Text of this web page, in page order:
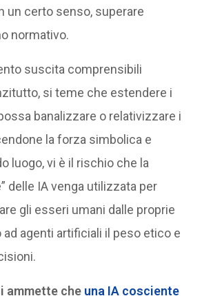
un certo senso, superare
normativo.
suscita comprensibili
si teme che estendere i
banalizzare o relativizzare i
la forza simbolica e
luogo, vi è il rischio che la
delle IA venga utilizzata per
gli esseri umani dalle proprie
agenti artificiali il peso etico e
ammette che una IA cosciente